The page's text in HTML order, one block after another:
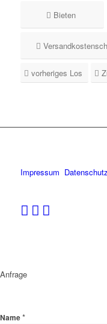
Bieten
vorheriges Los
Impressum Datenschutz
Anfrage
Name*